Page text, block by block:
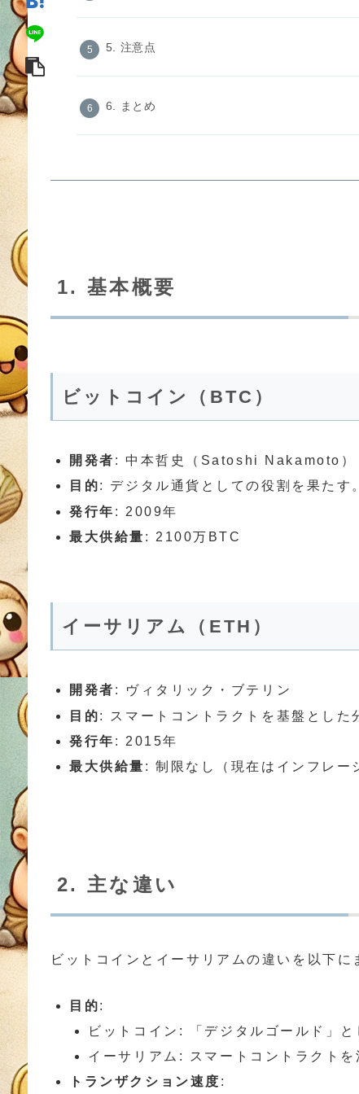
5. 注意点
6. まとめ
1. 基本概要
ビットコイン（BTC）
開発者 : 中本哲史（Satoshi Nakamoto）
目的: デジタル通貨としての役割を果たす
発行年 : 2009年
最大供給量 : 2100万BTC
イーサリアム（ETH）
開発者 : ヴィタリック・ブテリン
目的: スマートコントラクトを基盤とし
発行年 : 2015年
最大供給量 : 制限なし（現在はインフレー
2. 主な違い
ビットコインとイーサリアムの違いを以下に
目的:
ビットコイン: 「デジタルゴールド」と
イーサリアム: スマートコントラクト
トランザクション速度 :